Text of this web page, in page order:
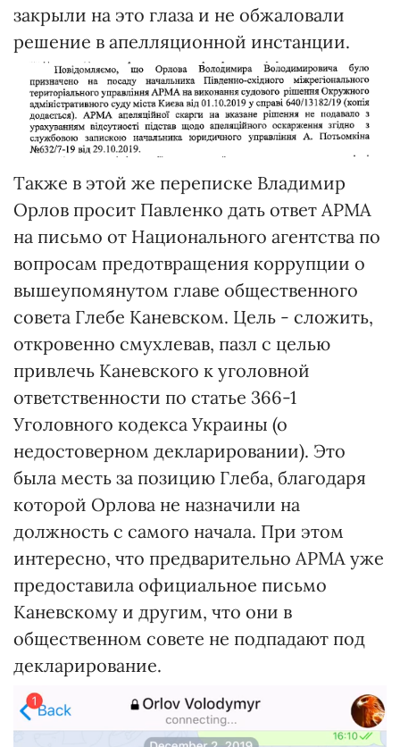
закрыли на это глаза и не обжаловали
решение в апелляционной инстанции.
Также в этой же переписке Владимир
Орлов просит Павленко дать ответ АРМА
на письмо от Национального агентства по
вопросам предотвращения коррупции о
вышеупомянутом главе общественного
совета Глебе Каневском. Цель - сложить,
откровенно смухлевав, пазл с целью
привлечь Каневского к уголовной
ответственности по статье 366-1
Уголовного кодекса Украины (о
недостоверном декларировании). Это
была месть за позицию Глеба, благодаря
которой Орлова не назначили на
должность с самого начала. При этом
интересно, что предварительно АРМА уже
предоставила официальное письмо
Каневскому и другим, что они в
общественном совете не подпадают под
декларирование.